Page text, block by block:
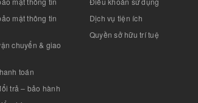
mật thông tin
chuyển & giao
toán
trả – bảo hành
Dịch vụ tiện ích
Quyền sở hữu trí tuệ